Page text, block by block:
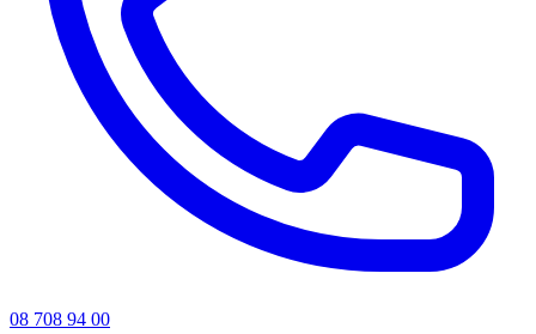
08 708 94 00